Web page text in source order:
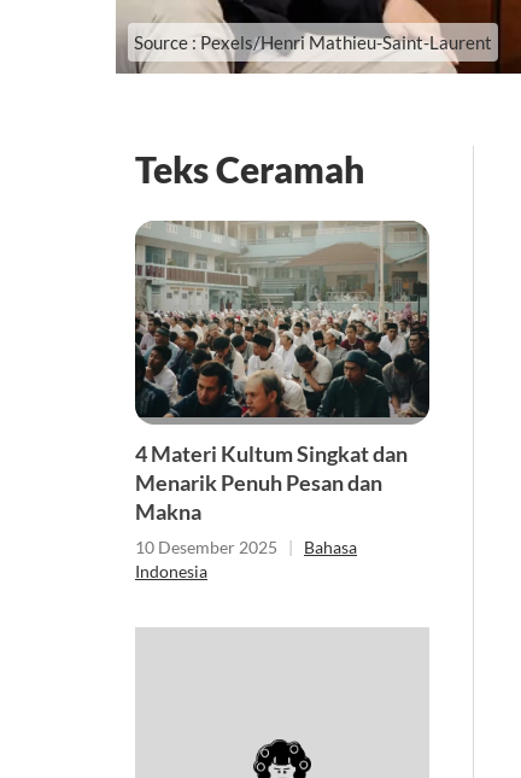
Source : Pexels/Henri Mathieu-Saint-Laurent
Teks Ceramah
4 Materi Kultum Singkat dan
Menarik Penuh Pesan dan
Makna
10 Desember 2025 |
Bahasa
Indonesia